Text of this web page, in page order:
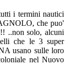
i termini nautici
che puo'
..non solo, alcuni
che le 3 super
usano sulle loro
nel Nuovo